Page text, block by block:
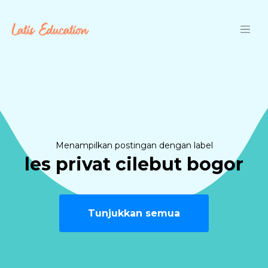
Menampilkan postingan dengan label
les privat cilebut bogor
Tunjukkan semua